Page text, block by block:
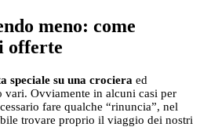
meno: come
offerte
speciale su una crociera ed
vari. Ovviamente in alcuni casi per
fare qualche “rinuncia”, nel
trovare proprio il viaggio dei nostri